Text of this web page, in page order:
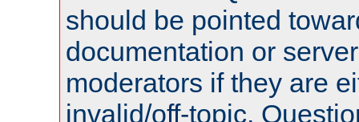
should be pointed
documentation or
moderators if they are
invalid/off-topic.